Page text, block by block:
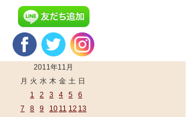
2011年11月
月 火 水 木 金 土 日
1
2 3 4 5
6
7
8 9 10 11 12 13